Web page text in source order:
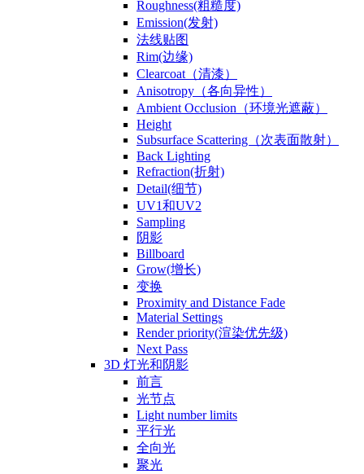
Roughness(粗糙度)
Emission(发射)
法线贴图
Rim(边缘)
Clearcoat（清漆）
Anisotropy（各向异性）
Ambient Occlusion（环境光遮蔽）
Height
Subsurface Scattering（次表面散射）
Back Lighting
Refraction(折射)
Detail(细节)
UV1和UV2
Sampling
阴影
Billboard
Grow(增长)
变换
Proximity and Distance Fade
Material Settings
Render priority(渲染优先级)
Next Pass
3D 灯光和阴影
前言
光节点
Light number limits
平行光
全向光
聚光